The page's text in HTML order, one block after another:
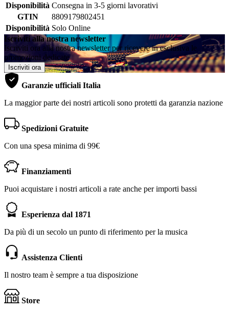
Disponibilità Consegna in 3-5 giorni lavorativi
GTIN
8809179802451
Disponibilità Solo Online
Iscriviti alla nostra newsletter
Iscriviti ora alla nostra newsletter per ricevere in esclusiva le
promozioni dedicate
Iscriviti ora
Garanzie ufficiali Italia
La maggior parte dei nostri articoli sono protetti da garanzia nazione
Spedizioni Gratuite
Con una spesa minima di 99€
Finanziamenti
Puoi acquistare i nostri articoli a rate anche per importi bassi
Esperienza dal 1871
Da più di un secolo un punto di riferimento per la musica
Assistenza Clienti
Il nostro team è sempre a tua disposizione
Store